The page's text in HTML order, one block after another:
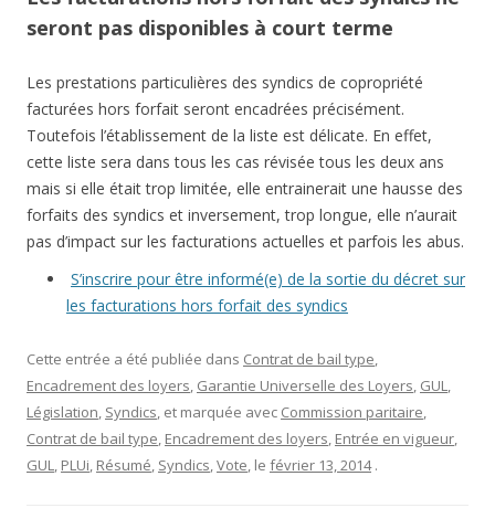
seront pas disponibles à court terme
Les prestations particulières des syndics de copropriété
facturées hors forfait seront encadrées précisément.
Toutefois l’établissement de la liste est délicate. En effet,
cette liste sera dans tous les cas révisée tous les deux ans
mais si elle était trop limitée, elle entrainerait une hausse des
forfaits des syndics et inversement, trop longue, elle n’aurait
pas d’impact sur les facturations actuelles et parfois les abus.
S’inscrire pour être informé(e) de la sortie du décret sur
les facturations hors forfait des syndics
Cette entrée a été publiée dans Contrat de bail type,
Encadrement des loyers, Garantie Universelle des Loyers, GUL,
Législation, Syndics, et marquée avec Commission paritaire,
Contrat de bail type, Encadrement des loyers, Entrée en vigueur,
GUL, PLUi, Résumé, Syndics,Vote, le février 13, 2014 .